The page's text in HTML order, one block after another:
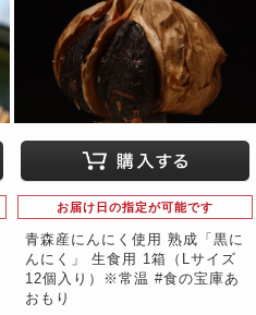
お届け日の指定が可能です
青森産にんにく使用 熟成「黒に
んにく」 生食用 1箱（Lサイズ
12個入り）※常温 #食の宝庫あ
おもり